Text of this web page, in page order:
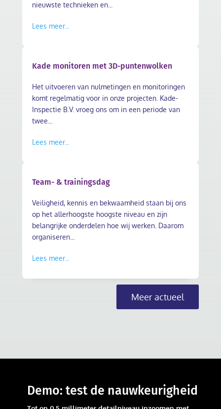
nieuwste technieken en...
Lees meer...
Kade monitoren met 3D-puntenwolken
Het uitvoeren van nulmetingen en monitoringen
komt regelmatig voor in onze projecten. Kade-
Inspectie B.V. vroeg ons om in een periode van
twee...
Lees meer...
Team- & trainingsdag
Veiligheid, kennis en bekwaamheid staan bij ons
op het allerhoogste hoogste niveau en zijn
belangrijke onderdelen hoe wij werken. Daarom
organiseren...
Lees meer...
Meer actueel
Demo: test de nauwkeurigheid